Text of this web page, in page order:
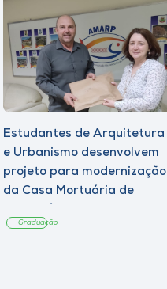
Estudantes de Arquitetura
e Urbanismo desenvolvem
projeto para modernização
da Casa Mortuária de
Graduação